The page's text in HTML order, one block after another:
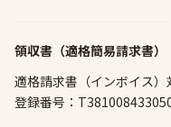
領収書（適格簡易請求書）
適格請求書（インボイス
登録番号：